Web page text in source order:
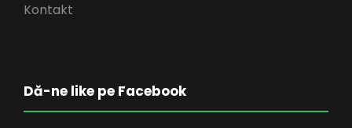
Kontakt
Dă-ne like pe Facebook